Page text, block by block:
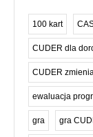
100 kart
CUDER dla
CUDER
ewaluacja
gra gra